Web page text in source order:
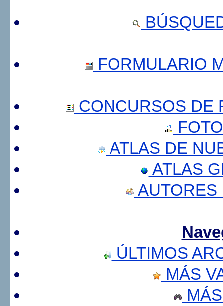
FORMULARIO
CONCURSOS DE
ATLAS DE
ATLAS
AUTORES
ÚLTIMOS
MÁS